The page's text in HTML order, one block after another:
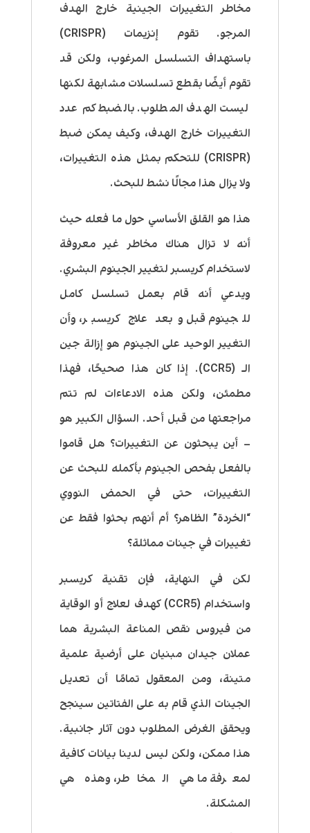
مخاطر التغييرات الجينية خارج الهدف
المرجو. تقوم إنزيمات (CRISPR)
باستهداف التسلسل المرغوب، ولكن قد
تقوم أيضًا بقطع تسلسلات مشابهة لكنها
ليست الهدف المطلوب. بالضبط كم عدد
التغييرات خارج الهدف، وكيف يمكن ضبط
(CRISPR) للتحكم بمثل هذه التغييرات،
ولا يزال هذا مجالًا نشط للبحث.
هذا هو القلق الأساسي حول ما فعله حيث
أنه لا تزال هناك مخاطر غير معروفة
لاستخدام كريسبر لتغيير الجينوم البشري.
ويدعي أنه قام بعمل تسلسل كامل
للجينوم قبل وبعد علاج كريسبر، وأن
التغيير الوحيد على الجينوم هو إزالة جين
الـ (CCR5). إذا كان هذا صحيحًا، فهذا
مطمئن، ولكن هذه الادعاءات لم تتم
مراجعتها من قبل أحد. السؤال الكبير هو
– أين يبحثون عن التغييرات؟ هل قاموا
بالفعل بفحص الجينوم بأكمله للبحث عن
التغييرات، حتى في الحمض النووي
“الخردة” الظاهر؟ أم أنهم بحثوا فقط عن
تغييرات في جينات مماثلة؟
لكن في النهاية، فإن تقنية كريسبر
واستخدام (CCR5) كهدف لعلاج أو الوقاية
من فيروس نقص المناعة البشرية هما
عملان جيدان مبنيان على أرضية علمية
متينة، ومن المعقول تمامًا أن تعديل
الجينات الذي قام به على الفتاتين سينجح
ويحقق الغرض المطلوب دون آثار جانبية.
هذا ممكن، ولكن ليس لدينا بيانات كافية
لمعرفة ما هي المخاطر، وهذه هي
المشكلة.